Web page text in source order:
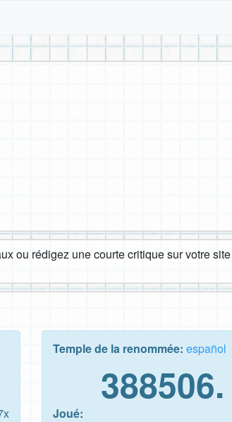
ou rédigez une courte critique sur votre
Temple de la renommée: español
388506.
Joué: